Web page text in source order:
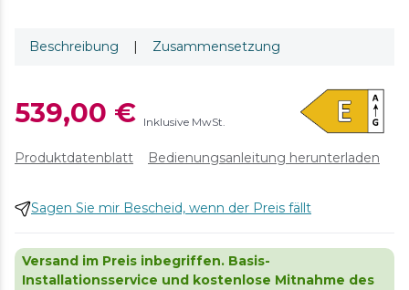
Beschreibung | Zusammensetzung
539,00 € Inklusive MwSt.
Produktdatenblatt Bedienungsanleitung herunterladen
Sagen Sie mir Bescheid, wenn der Preis fällt
Versand im Preis inbegriffen. Basis-
Installationsservice und kostenlose Mitnahme des